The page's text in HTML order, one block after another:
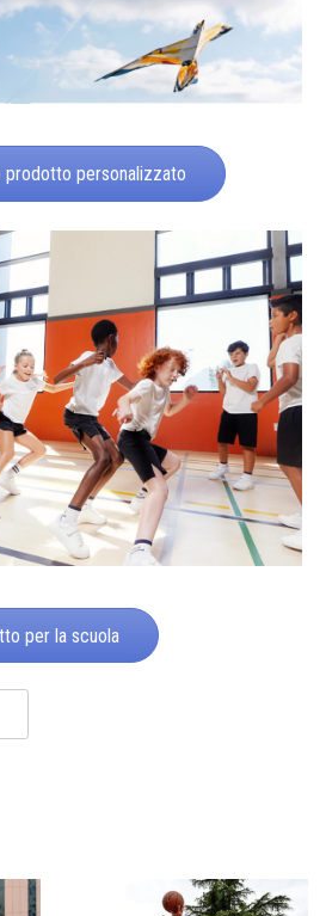
prodotto personalizzato
per la scuola